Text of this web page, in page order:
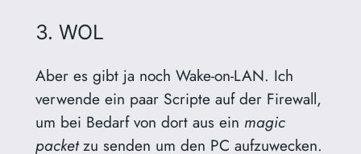
3. WOL
Aber es gibt ja noch Wake-on-LAN. Ich
verwende ein paar Scripte auf der Firewall,
um bei Bedarf von dort aus ein magic
packetzu senden um den PC aufzuwecken.